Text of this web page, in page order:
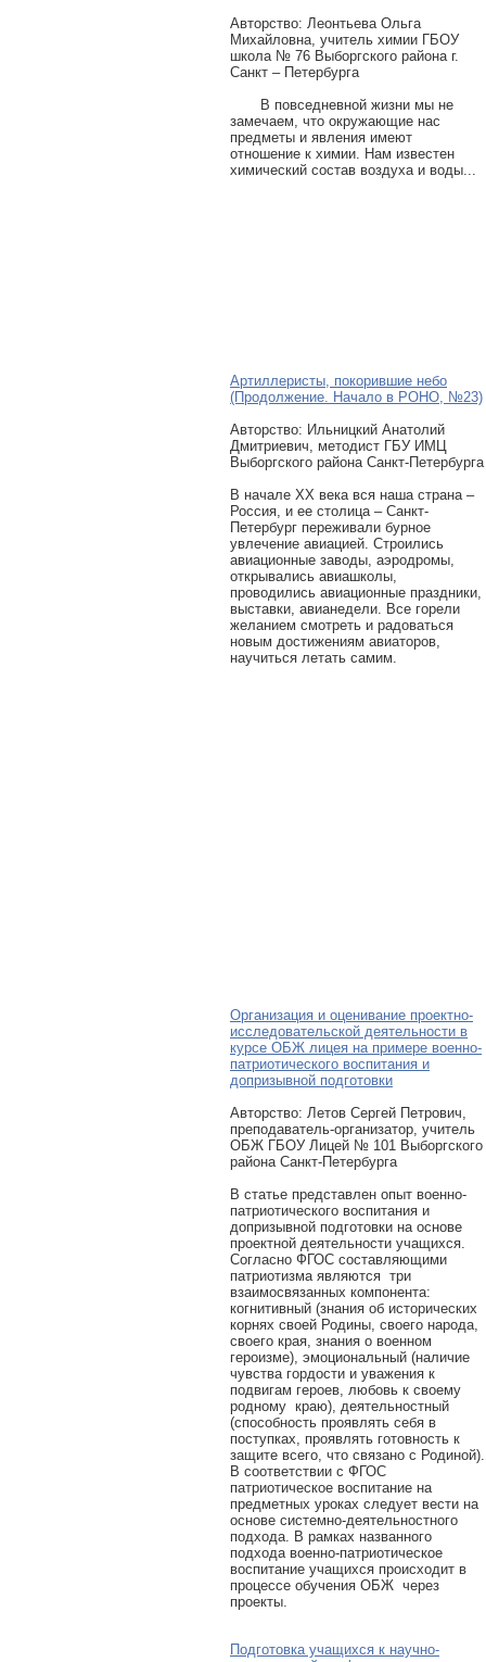
Авторcтво: Леонтьева Ольга
Михайловна, учитель химии ГБОУ
школа № 76 Выборгского района г.
Санкт – Петербурга
В повседневной жизни мы не
замечаем, что окружающие нас
предметы и явления имеют
отношение к химии. Нам известен
химический состав воздуха и воды...
Артиллеристы, покорившие небо
(Продолжение. Начало в РОНО, №23)
Авторcтво: Ильницкий Анатолий
Дмитриевич, методист ГБУ ИМЦ
Выборгского района Санкт-Петербурга
В начале XX века вся наша страна –
Россия, и ее столица – Санкт-
Петербург переживали бурное
увлечение авиацией. Строились
авиационные заводы, аэродромы,
открывались авиашколы,
проводились авиационные праздники,
выставки, авианедели. Все горели
желанием смотреть и радоваться
новым достижениям авиаторов,
научиться летать самим.
Организация и оценивание проектно-
исследовательской деятельности в
курсе ОБЖ лицея на примере военно-
патриотического воспитания и
допризывной подготовки
Авторcтво: Летов Сергей Петрович,
преподаватель-организатор, учитель
ОБЖ ГБОУ Лицей № 101 Выборгского
района Санкт-Петербурга
В статье представлен опыт военно-
патриотического воспитания и
допризывной подготовки на основе
проектной деятельности учащихся.
Согласно ФГОС составляющими
патриотизма являются три
взаимосвязанных компонента:
когнитивный (знания об исторических
корнях своей Родины, своего народа,
своего края, знания о военном
героизме), эмоциональный (наличие
чувства гордости и уважения к
подвигам героев, любовь к своему
родному краю), деятельностный
(способность проявлять себя в
поступках, проявлять готовность к
защите всего, что связано с Родиной).
В соответствии с ФГОС
патриотическое воспитание на
предметных уроках следует вести на
основе системно-деятельностного
подхода. В рамках названного
подхода военно-патриотическое
воспитание учащихся происходит в
процессе обучения ОБЖ через
проекты.
Подготовка учащихся к научно-